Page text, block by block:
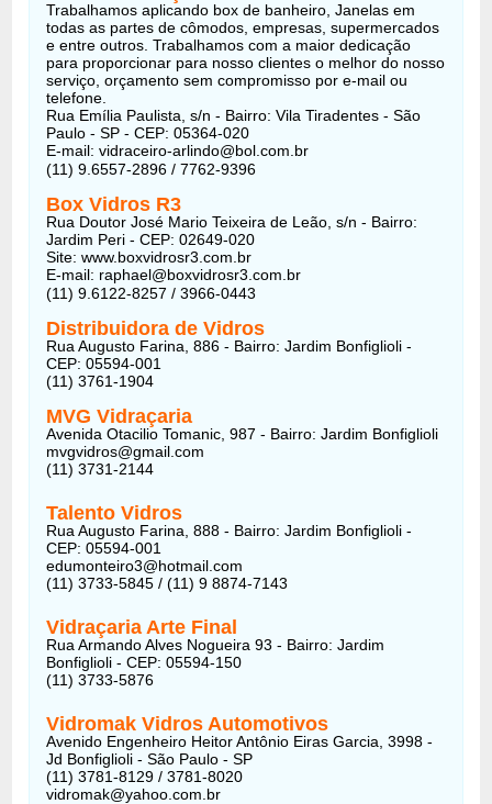
Trabalhamos aplicando box de banheiro, Janelas em
todas as partes de cômodos, empresas, supermercados
e entre outros. Trabalhamos com a maior dedicação
para proporcionar para nosso clientes o melhor do nosso
serviço, orçamento sem compromisso por e-mail ou
telefone.
Rua Emília Paulista, s/n - Bairro: Vila Tiradentes - São
Paulo - SP - CEP: 05364-020
E-mail: vidraceiro-arlindo@bol.com.br
(11) 9.6557-2896 / 7762-9396
Box Vidros R3
Rua Doutor José Mario Teixeira de Leão, s/n - Bairro:
Jardim Peri - CEP: 02649-020
Site: www.boxvidrosr3.com.br
E-mail: raphael@boxvidrosr3.com.br
(11) 9.6122-8257 / 3966-0443
Distribuidora de Vidros
Rua Augusto Farina, 886 - Bairro: Jardim Bonfiglioli -
CEP: 05594-001
(11) 3761-1904
MVG Vidraçaria
Avenida Otacilio Tomanic, 987 - Bairro: Jardim Bonfiglioli
mvgvidros@gmail.com
(11) 3731-2144
Talento Vidros
Rua Augusto Farina, 888 - Bairro: Jardim Bonfiglioli -
CEP: 05594-001
edumonteiro3@hotmail.com
(11) 3733-5845 / (11) 9 8874-7143
Vidraçaria Arte Final
Rua Armando Alves Nogueira 93 - Bairro: Jardim
Bonfiglioli - CEP: 05594-150
(11) 3733-5876
Vidromak Vidros Automotivos
Avenido Engenheiro Heitor Antônio Eiras Garcia, 3998 -
Jd Bonfiglioli - São Paulo - SP
(11) 3781-8129 / 3781-8020
vidromak@yahoo.com.br